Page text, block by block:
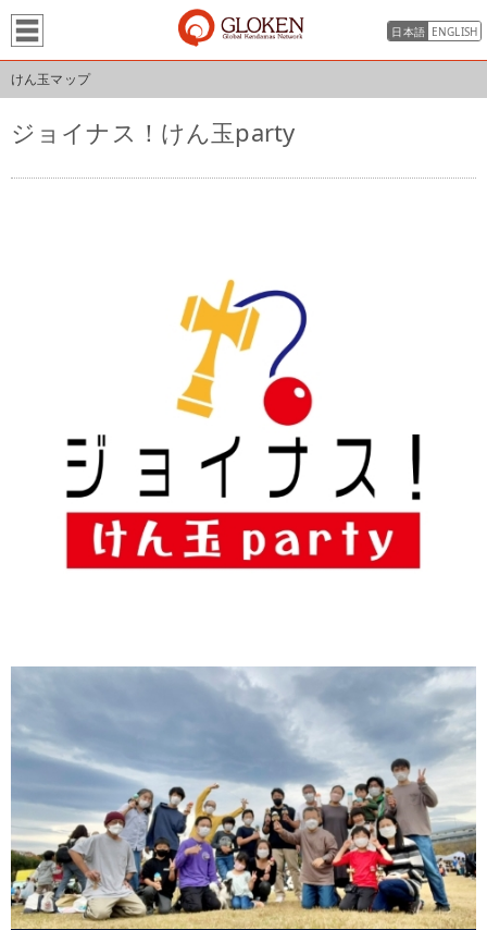
日本語 ENGLISH
けん玉マップ
ジョイナス！けん玉party